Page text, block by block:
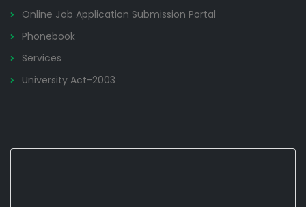
Online Job Application Submission Portal
Phonebook
Services
University Act-2003